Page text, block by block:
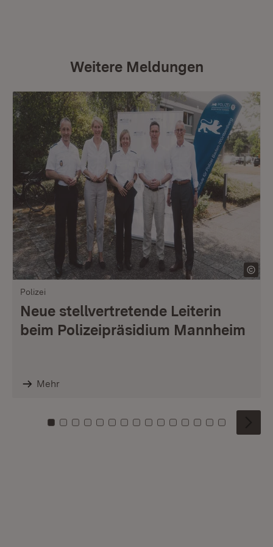
Weitere Meldungen
Polizei
Neue stellvertretende Leiterin
beim Polizeipräsidium Mannheim
Mehr
Zu Kachel: 0
Zu Kachel: 1
Zu Kachel: 2
Zu Kachel: 3
Zu Kachel: 4
Zu Kachel: 5
Zu Kachel: 6
Zu Kachel: 7
Zu Kachel: 8
Zu Kachel: 9
Zu Kachel: 10
Zu Kachel: 11
Zu Kachel: 12
Zu Kachel:
Zu